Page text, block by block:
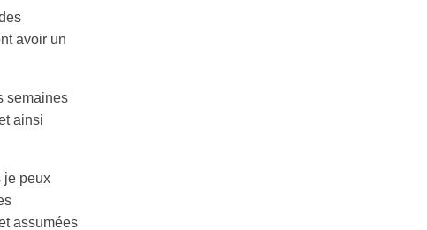
avoir un
semaines
ainsi
je peux
assumées